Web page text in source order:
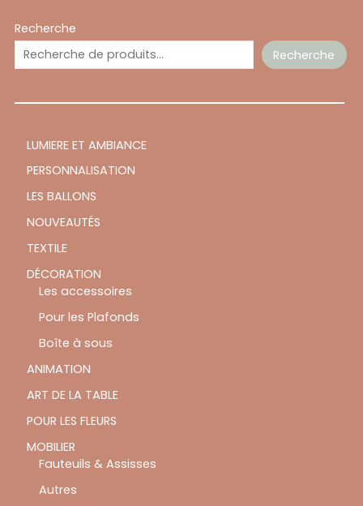
Recherche
Recherche
LUMIERE ET AMBIANCE
PERSONNALISATION
LES BALLONS
NOUVEAUTÉS
TEXTILE
DÉCORATION
Les accessoires
Pour les Plafonds
Boîte à sous
ANIMATION
ART DE LA TABLE
POUR LES FLEURS
MOBILIER
Fauteuils & Assisses
Autres